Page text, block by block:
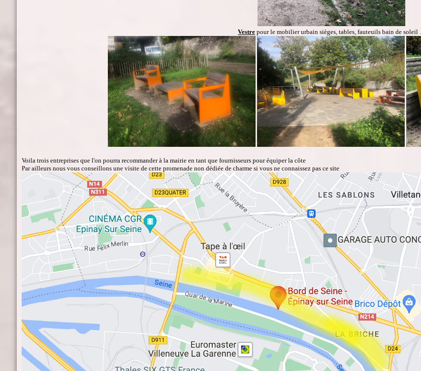
Vestrepour le mobilier urbain sièges, tables, fauteuils bain de soleil ...
Voila trois entreprises que l'on pourra recommander à la mairie en tant que fournisseurs pour équiper la côte
Par ailleurs nous vous conseillons une visite de cette promenade non dédiée de charme si vous ne connaissez pas ce site